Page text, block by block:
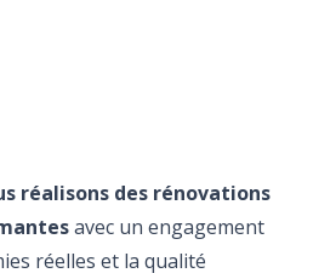
réalisons des rénovations
avec un engagement
réelles et la qualité